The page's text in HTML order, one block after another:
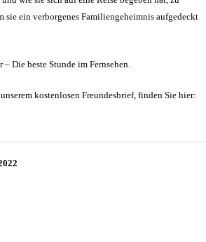
sie ein verborgenes Familiengeheimnis aufgedeckt
Die beste Stunde im Fernsehen.
kostenlosen Freundesbrief, finden Sie hier: